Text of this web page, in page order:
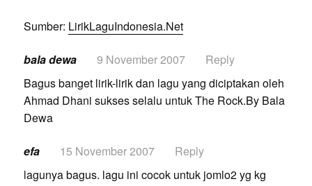
Sumber: LirikLaguIndonesia.Net
bala dewa 9 November 2007
Reply
Bagus banget lirik-lirik dan lagu yang diciptakan oleh
Ahmad Dhani sukses selalu untuk The Rock.By Bala
Dewa
efa 15 November 2007
Reply
lagunya bagus. lagu ini cocok untuk jomlo2 yg kg